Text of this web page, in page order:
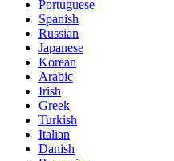
Portuguese
Spanish
Russian
Japanese
Korean
Arabic
Irish
Greek
Turkish
Italian
Danish